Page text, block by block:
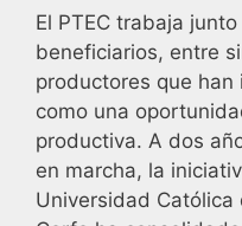
El PTEC trabaja
beneficiarios, entre
productores que
como una
productiva. A dos
en marcha, la
Universidad